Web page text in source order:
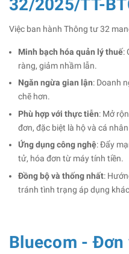
32/2025/TT-
Việc ban hành Thông tư 32
Minh bạch hóa quản lý thuế:
ràng, giảm nhầm lẫn.
Ngăn ngừa gian lận: Doanh
chẽ hơn.
Phù hợp với thực tiễn: Mở
đơn, đặc biệt là hộ và cá
Ứng dụng công nghệ: Đẩy
tử, hóa đơn từ máy tính tiền.
Đồng bộ và thống nhất:
tránh tình trạng áp dụng
Bluecom -